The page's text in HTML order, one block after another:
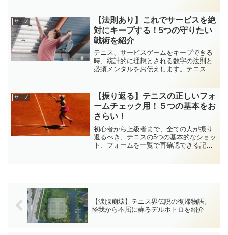
トロークで強い球を打てなくとも、ポイ
ントを短く取ることも可能です。
サーブ
【法則あり】これでサービスを絶
対にキープする！5つの守りたい
戦術を紹介
テニス、サービスゲームをキープできる
時、統計的に理想とされる数字の法則と
必須メンタルをお伝えします。テニスプ
で実践できるサービスゲームを安定させ
る5つの戦術をお伝えします。
サーブ
【振り返る】テニスの正しいフォ
ームチェック用！５つの基本をお
さらい！
初心者から上級者まで、全ての人が振り
返るべき、テニスの5つの基本的なショッ
ト、フォームを一覧で再確認できる記事
【涙腺崩壊】テニス界伝説の復帰物語。
怪我から不屈に蘇るデルポトロを紹介